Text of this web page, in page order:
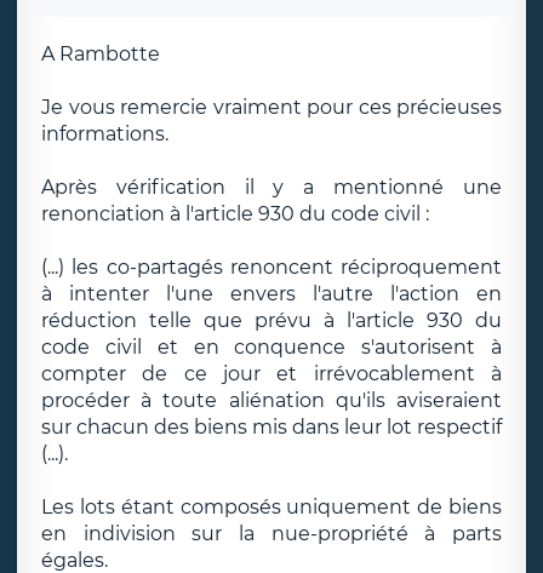
A Rambotte
Je vous remercie vraiment pour ces précieuses
informations.
Après vérification il y a mentionné une
renonciation à l'article 930 du code civil :
(...) les co-partagés renoncent réciproquement
à intenter l'une envers l'autre l'action en
réduction telle que prévu à l'article 930 du
code civil et en conquence s'autorisent à
compter de ce jour et irrévocablement à
procéder à toute aliénation qu'ils aviseraient
sur chacun des biens mis dans leur lot respectif
(...).
Les lots étant composés uniquement de biens
en indivision sur la nue-propriété à parts
égales.